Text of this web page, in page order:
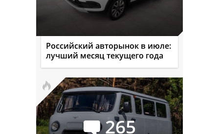
Российский авторынок в июле:
лучший месяц текущего года
265